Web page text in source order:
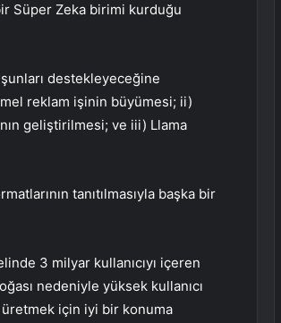
Süper Zeka birimi kurduğu
şunları destekleyeceğine
reklam işinin büyümesi; ii)
geliştirilmesi; ve iii) Llama
tanıtılmasıyla başka bir
3 milyar kullanıcıyı içeren
nedeniyle yüksek kullanıcı
üretmek için iyi bir konuma